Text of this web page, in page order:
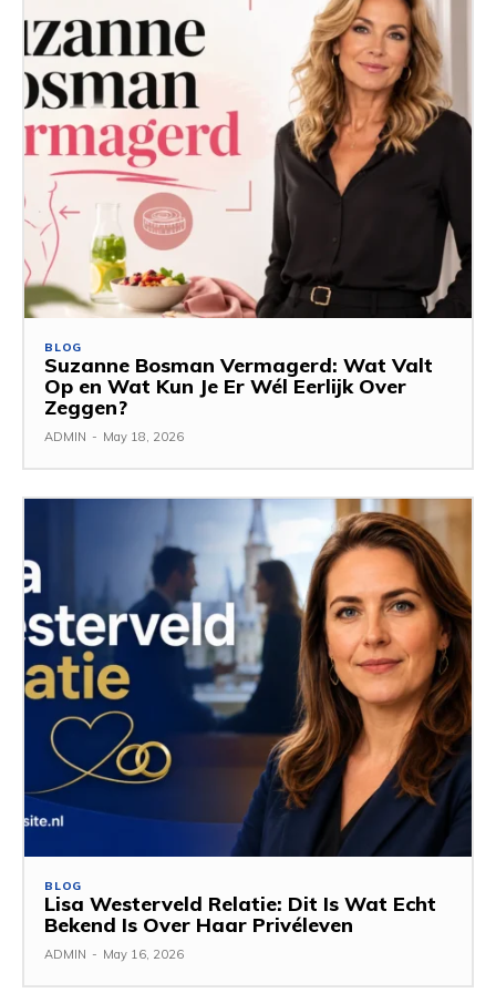
BLOG
Suzanne Bosman Vermagerd: Wat Valt
Op en Wat Kun Je Er Wél Eerlijk Over
Zeggen?
ADMIN - May 18, 2026
BLOG
Lisa Westerveld Relatie: Dit Is Wat Echt
Bekend Is Over Haar Privéleven
ADMIN - May 16, 2026